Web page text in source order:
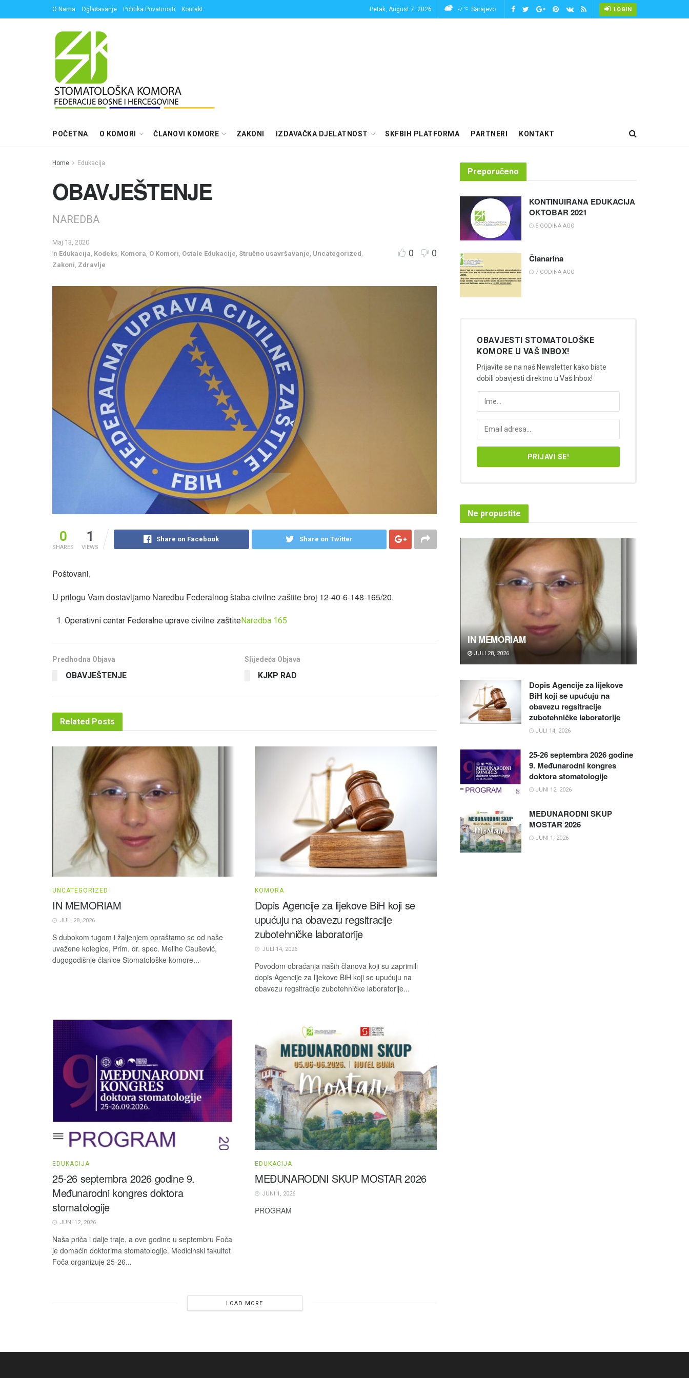
O Nama Oglašavanje Politika Privatnosti Kontakt Petak, August 7, 2026 -7 °C Sarajevo LOGIN
POČETNA O KOMORI ČLANOVI KOMORE ZAKONI IZDAVAČKA DJELATNOST SKFBIH PLATFORMA PARTNERI KONTAKT
Home Edukacija
OBAVJEŠTENJE
NAREDBA
Maj 13, 2020
in Edukacija Kodeks Komora O Komori Ostale Edukacije Stručno usavršavanje Uncategorized
Zakoni Zdravlje
0 0
0
SHARES
1
VIEWS
Share on Facebook Share on Twitter
Poštovani,
U prilogu Vam dostavljamo Naredbu Federalnog štaba civilne zaštite broj 12-40-6-148-165/20.
Operativni centar Federalne uprave civilne zaštiteNaredba 165
Predhodna Objava
OBAVJEŠTENJE
Slijedeća Objava
KJKP RAD
Related Posts
UNCATEGORIZED
IN MEMORIAM
JULI 28, 2026
S dubokom tugom i žaljenjem opraštamo se od naše
uvažene kolegice, Prim. dr. spec. Melihe Čaušević,
dugogodišnje članice Stomatološke komore...
KOMORA
Dopis Agencije za lijekove BiH koji se
upućuju na obavezu regsitracije
zubotehničke laboratorije
JULI 14, 2026
Povodom obraćanja naših članova koji su zaprimili
dopis Agencije za lijekove BiH koji se upućuju na
obavezu regsitracije zubotehničke laboratorije...
EDUKACIJA
25-26 septembra 2026 godine 9.
Međunarodni kongres doktora
stomatologije
JUNI 12, 2026
Naša priča i dalje traje, a ove godine u septembru Foča
je domaćin doktorima stomatologije. Medicinski fakultet
Foča organizuje 25-26...
EDUKACIJA
MEĐUNARODNI SKUP MOSTAR 2026
JUNI 1, 2026
PROGRAM
LOAD MORE
Preporučeno
KONTINUIRANA EDUKACIJA
OKTOBAR 2021
5 GODINA AGO
Članarina
7 GODINA AGO
OBAVJESTI STOMATOLOŠKE
KOMORE U VAŠ INBOX!
Prijavite se na naš Newsletter kako biste
dobili obavjesti direktno u Vaš Inbox!
Ne propustite
IN MEMORIAM
JULI 28, 2026
Dopis Agencije za lijekove
BiH koji se upućuju na
obavezu regsitracije
zubotehničke laboratorije
JULI 14, 2026
25-26 septembra 2026 godine
9. Međunarodni kongres
doktora stomatologije
JUNI 12, 2026
MEĐUNARODNI SKUP
MOSTAR 2026
JUNI 1, 2026